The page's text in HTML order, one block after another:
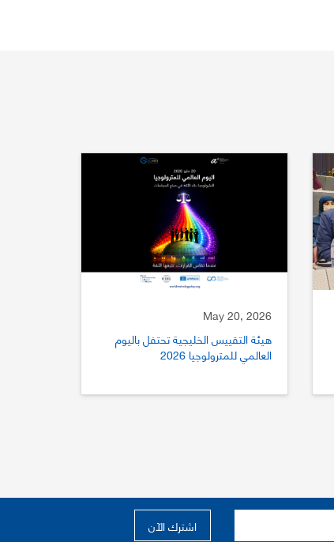
May 20, 2026
هيئة التقييس الخليجية تحتفل باليوم
العالمي للمترولوجيا 2026